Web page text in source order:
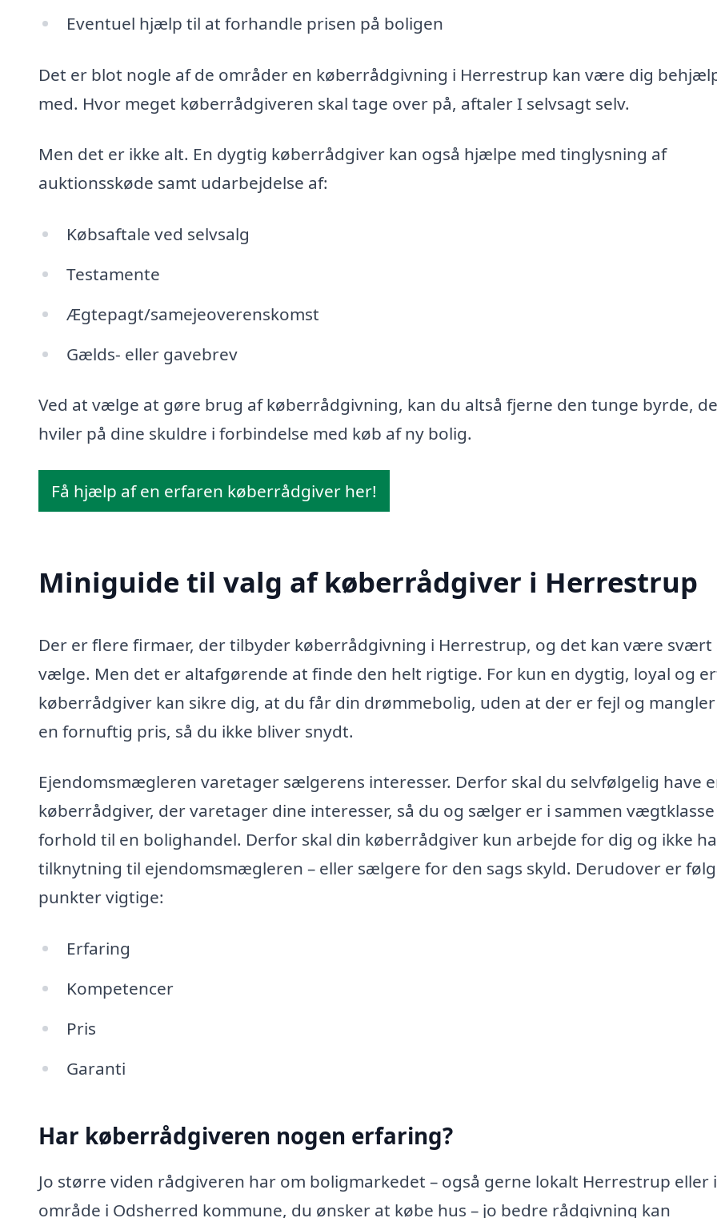
Eventuel hjælp til at forhandle prisen på boligen
Det er blot nogle af de områder en køberrådgivning i Herrestrup kan være dig
med. Hvor meget køberrådgiveren skal tage over på, aftaler I selvsagt selv.
Men det er ikke alt. En dygtig køberrådgiver kan også hjælpe med tinglysning af
auktionsskøde samt udarbejdelse af:
Købsaftale ved selvsalg
Testamente
Ægtepagt/samejeoverenskomst
Gælds- eller gavebrev
Ved at vælge at gøre brug af køberrådgivning, kan du altså fjerne den tunge byrde,
hviler på dine skuldre i forbindelse med køb af ny bolig.
Få hjælp af en erfaren køberrådgiver her!
Miniguide til valg af køberrådgiver i Herrestrup
Der er flere firmaer, der tilbyder køberrådgivning i Herrestrup, og det kan være svært
vælge. Men det er altafgørende at finde den helt rigtige. For kun en dygtig, loyal og
køberrådgiver kan sikre dig, at du får din drømmebolig, uden at der er fejl og
en fornuftig pris, så du ikke bliver snydt.
Ejendomsmægleren varetager sælgerens interesser. Derfor skal du selvfølgelig have
køberrådgiver, der varetager dine interesser, så du og sælger er i sammen
forhold til en bolighandel. Derfor skal din køberrådgiver kun arbejde for dig og ikke
tilknytning til ejendomsmægleren – eller sælgere for den sags skyld. Derudover er
punkter vigtige:
Erfaring
Kompetencer
Pris
Garanti
Har køberrådgiveren nogen erfaring?
Jo større viden rådgiveren har om boligmarkedet – også gerne lokalt Herrestrup eller
område i Odsherred kommune, du ønsker at købe hus – jo bedre rådgivning kan